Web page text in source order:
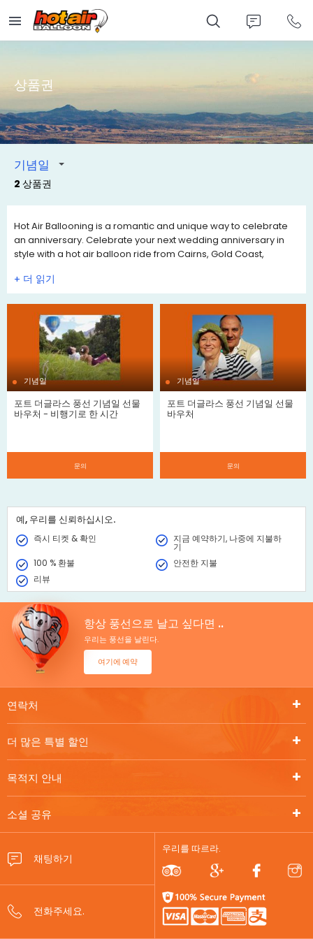
main
content
상품권
2 상품권
기념일
Hot Air Ballooning is a romantic and unique way to celebrate
an anniversary. Celebrate your next wedding anniversary in
style with a hot air balloon ride from Cairns, Gold Coast,
Voucher ideas to choose from to celebrate this special
occasion.
very own special message. They are valid for 12 months so you
can choose a date in the future that suits you best. The
Anniversary Gift Vouchers are sent to you instantly online.
+
기념일
포트 더글라스 풍선 기념일 선물
바우처 - 비행기로 한 시간
문의
기념일
포트 더글라스 풍선 기념일 선물
바우처
문의
예, 우리를 신뢰하십시오.
즉시 티켓 & 확인 지금 예약하기, 나중에 지불하
기
100 % 환불
안전한 지불
리뷰
항상 풍선으로 날고 싶다면 ..
우리는 풍선을 날린다.
여기에 예약
더 많은 특별 할인
목적지 안내
소셜 공유
연락처
우리를 따르라.